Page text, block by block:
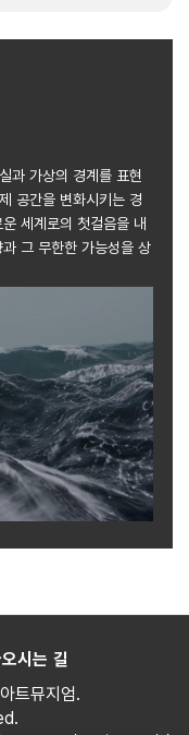
과 가상의 경계를 표현
공간을 변화시키는 경
세계로의 첫걸음을 내
그 무한한 가능성을 상
시는 길
트뮤지엄.